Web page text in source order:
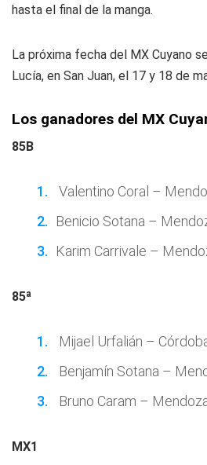
hasta el final de la manga.
La próxima fecha del MX Cuyano
Lucía, en San Juan, el 17 y 18 de
Los ganadores del MX
85B
Valentino Coral –
Benicio Sotana –
Karim Carrivale –
85ª
Mijael Urfalián –
Benjamín Sotana –
Bruno Caram –
MX1